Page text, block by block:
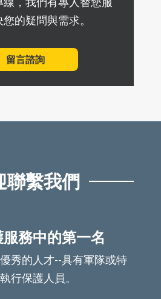
的疑問與需求。
留言諮詢
聯繫我們
務中的第一名
秀的人才--具有軍隊或特
行保護人員。